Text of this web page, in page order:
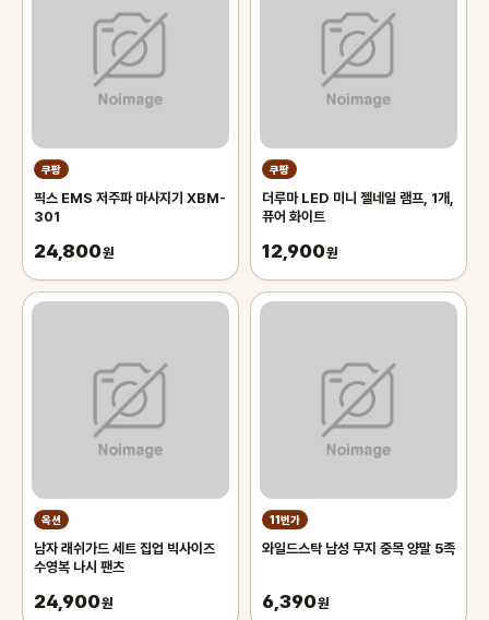
쿠팡
픽스 EMS 저주파 마사지기 XBM-
301
24,800원
쿠팡
더루마 LED 미니 젤네일 램프, 1개,
퓨어 화이트
12,900원
옥션
남자 래쉬가드 세트 집업 빅사이즈
수영복 나시 팬츠
24,900원
11번가
와일드스탁 남성 무지 중목 양말 5족
6,390원